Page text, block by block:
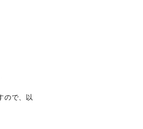
ので、以